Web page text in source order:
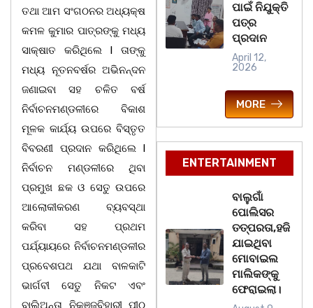
ତଥା ଆମ ସଂଗଠନର ଅଧ୍ୟକ୍ଷ
କମଳ କୁମାର ପାତ୍ରଙ୍କୁ ମଧ୍ୟ
ସାକ୍ଷାତ କରିଥିଲେ l ତାଙ୍କୁ
ମଧ୍ୟ ନୂତନବର୍ଷର ଅଭିନନ୍ଦନ
ଜଣାଇବା ସହ ଚଳିତ ବର୍ଷ
ନିର୍ବାଚନମଣ୍ଡଳୀରେ ବିକାଶ
ମୂଳକ କାର୍ଯ୍ୟ ଉପରେ ବିସ୍ତୃତ
ବିବରଣୀ ପ୍ରଦାନ କରିଥିଲେ l
ନିର୍ବାଚନ ମଣ୍ଡଳୀରେ ଥିବା
ପ୍ରମୁଖ ଛକ ଓ ସେତୁ ଉପରେ
ଆଲୋକୀକରଣ ବ୍ୟବସ୍ଥା
କରିବା ସହ ପ୍ରଥମ
ପର୍ଯ୍ୟାୟରେ ନିର୍ବାଚନମଣ୍ଡଳୀର
ପ୍ରବେଶପଥ ଯଥା ବାଳକାଟି
ଭାର୍ଗବୀ ସେତୁ ନିକଟ ଏବଂ
ବାଲିଅନ୍ତା ନିକୁଞ୍ଜବିହାରୀ ପୀଠ
ପାଇଁ ନିଯୁକ୍ତି
ପତ୍ର
ପ୍ରଦାନ
April 12,
2026
MORE
ENTERTAINMENT
ବାଲୁଗାଁ
ପୋଲିସର
ତତ୍‌ପରତା,ହଜି
ଯାଇଥିବା
ମୋବାଇଲ
ମାଲିକଙ୍କୁ
ଫେରାଇଲା।